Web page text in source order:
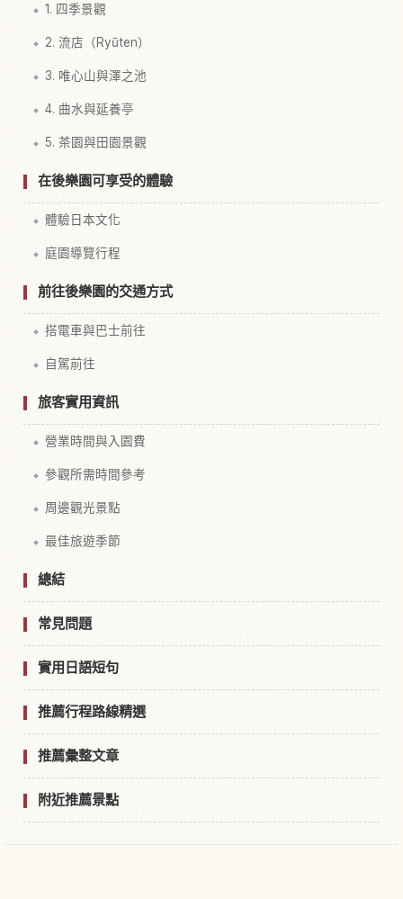
1. 四季景觀
2. 流店（Ryūten）
3. 唯心山與澤之池
4. 曲水與延養亭
5. 茶園與田園景觀
在後樂園可享受的體驗
體驗日本文化
庭園導覽行程
前往後樂園的交通方式
搭電車與巴士前往
自駕前往
旅客實用資訊
營業時間與入園費
參觀所需時間參考
周邊觀光景點
最佳旅遊季節
總結
常見問題
實用日語短句
推薦行程路線精選
推薦彙整文章
附近推薦景點